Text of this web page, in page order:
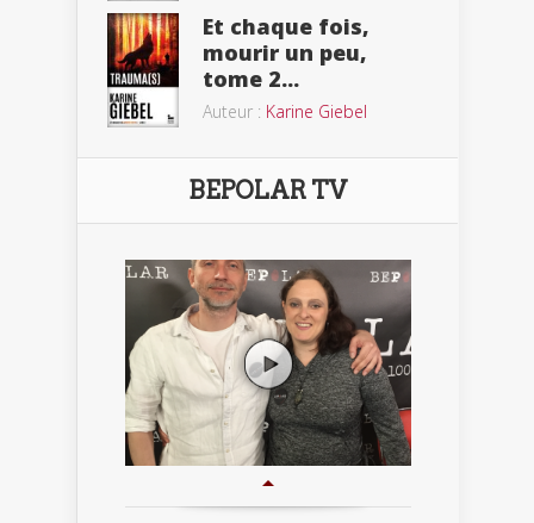
Et chaque fois,
mourir un peu,
tome 2...
Auteur : Karine Giebel
BEPOLAR TV